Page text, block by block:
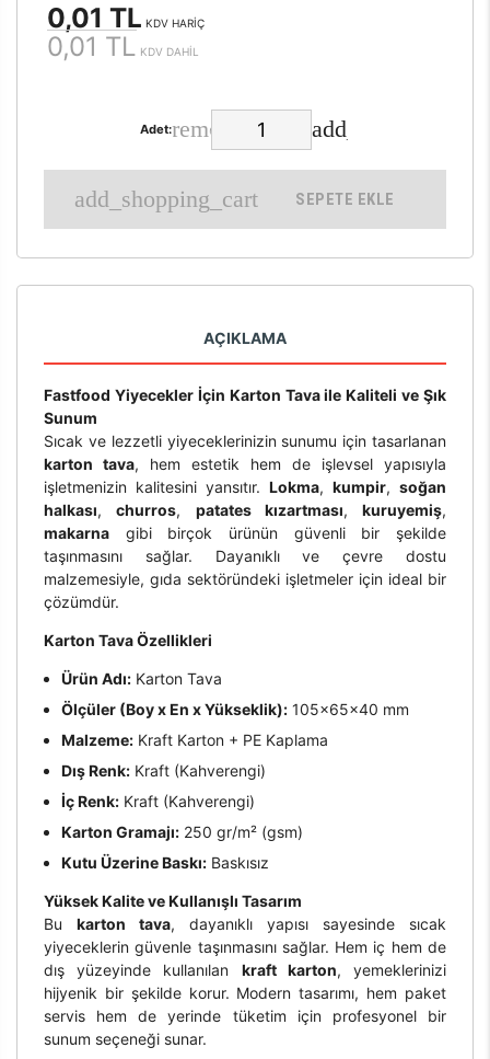
0,01 TL KDV HARİÇ
0,01 TL KDV DAHİL
Adet:
SEPETE EKLE
AÇIKLAMA
Fastfood Yiyecekler İçin Karton Tava ile Kaliteli ve Şık
Sunum
Sıcak ve lezzetli yiyeceklerinizin sunumu için tasarlanan
karton tava, hem estetik hem de işlevsel yapısıyla
işletmenizin kalitesini yansıtır.Lokma,kumpir,soğan
halkası,churros, patates kızartması,kuruyemiş,
makarnagibi birçok ürünün güvenli bir şekilde
taşınmasını sağlar. Dayanıklı ve çevre dostu
malzemesiyle, gıda sektöründeki işletmeler için ideal bir
çözümdür.
Karton Tava Özellikleri
Ürün Adı:Karton Tava
Ölçüler (Boy x En x Yükseklik):105×65×40 mm
Malzeme:Kraft Karton + PE Kaplama
Dış Renk:Kraft (Kahverengi)
İç Renk:Kraft (Kahverengi)
Karton Gramajı:250 gr/m² (gsm)
Kutu Üzerine Baskı:Baskısız
Yüksek Kalite ve Kullanışlı Tasarım
Bu karton tava, dayanıklı yapısı sayesinde sıcak
yiyeceklerin güvenle taşınmasını sağlar. Hem iç hem de
dış yüzeyinde kullanılan kraft karton, yemeklerinizi
hijyenik bir şekilde korur. Modern tasarımı, hem paket
servis hem de yerinde tüketim için profesyonel bir
sunum seçeneği sunar.